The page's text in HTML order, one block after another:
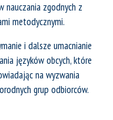
nauczania zgodnych z
metodycznymi.
i dalsze umacnianie
języków obcych, które
na wyzwania
grup odbiorców.